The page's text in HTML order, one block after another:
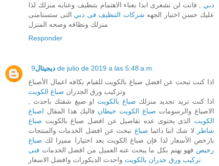
دبي , فانت لن تشعرى ابدا بعناء الاهتمام بتنظيف وعنايه منزلك لذا
عليك حسن اختيار الجهه شركات التنظيف فى دبي التى ستستامنى
منزلك ونظافه وصحه المنزل
Responder
ديجيتال 9 de julio de 2019 a las 5:48 a.m.
اذا كنت تبحث عن افضل صباغ بالكويت للقيام بكافه اعمال الأصباغ
وتركيب ورق الجدران صباغ الكويت
, اذا كنت تريد تجديد منزلك صباغ بالكويت او صبغ شقتك باحدث
الاصباغ والرسومات صباغ الكويت خيطان فاليك هذا المقال اصباغ
الكويت الذى يحتوى عده تفاصيل عن افضل صباغ بالكويت صباغ
شاطر
لا شك اننا دائما صباغ نبحث عن افضل الخدمات والمنتجات
بارخص الأسعار لذا فإن صباغ الكويت يعد اختيارا مميزا لك صباغ
رخيص فهو يهتم بكل ما يبحث عنه العميل من افضل الخدمات فنى
تركيب ورق جدران بالكويت واحدث الديكورات وافضل الاسعار